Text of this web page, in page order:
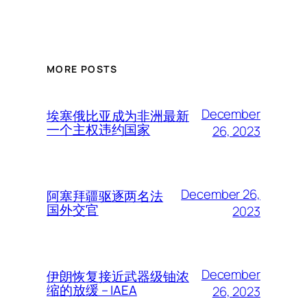
MORE POSTS
埃塞俄比亚成为非洲最新
一个主权违约国家
December
26, 2023
阿塞拜疆驱逐两名法
国外交官
December 26,
2023
伊朗恢复接近武器级铀浓
缩的放缓 – IAEA
December
26, 2023